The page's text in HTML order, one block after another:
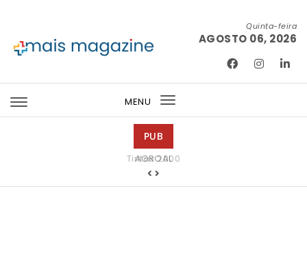
Quinta-feira
AGOSTO 06, 2026
MENU
Toggle
PUB
Tintas 2000